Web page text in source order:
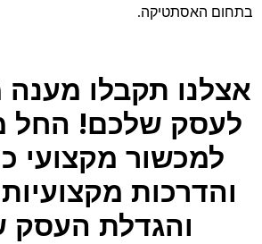
בתחום האסתטיקה.
לעסק שלכם! החל
למכשור מקצועי
והדרכות
והגדלת העסק